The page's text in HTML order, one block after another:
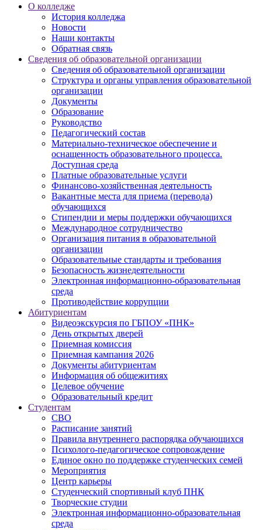
О колледже
История колледжа
Новости
Наши контакты
Обратная связь
Сведения об образовательной организации
Сведения об образовательной организации
Структура и органы управления образовательной
организации
Документы
Образование
Руководство
Педагогический состав
Материально-техническое обеспечение и
оснащенность образовательного процесса.
Доступная среда
Платные образовательные услуги
Финансово-хозяйственная деятельность
Вакантные места для приема (перевода)
обучающихся
Стипендии и меры поддержки обучающихся
Международное сотрудничество
Организация питания в образовательной
организации
Образовательные стандарты и требования
Безопасность жизнедеятельности
Электронная информационно-образовательная
среда
Противодействие коррупции
Абитуриентам
Видеоэкскурсия по ГБПОУ «ПНК»
День открытых дверей
Приемная комиссия
Приемная кампания 2026
Дoкументы абитуриентам
Информация об общежитиях
Целевое обучение
Образовательный кредит
Студентам
СВО
Расписание занятий
Правила внутреннего распорядка обучающихся
Психолого-педагогическое сопровождение
Единое окно по поддержке студенческих семей
Мероприятия
Центр карьеры
Студенческий спортивный клуб ПНК
Творческие студии
Электронная информационно-образовательная
среда